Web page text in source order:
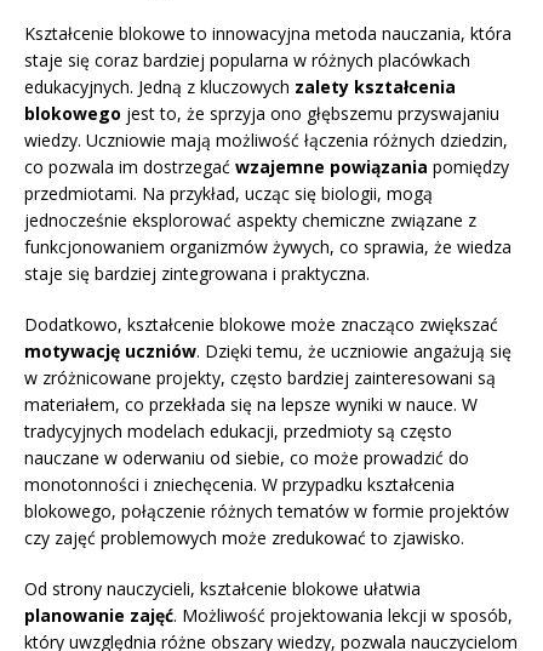
Kształcenie blokowe to innowacyjna metoda nauczania, która
staje się coraz bardziej popularna w różnych placówkach
edukacyjnych. Jedną z kluczowych zalety kształcenia
blokowego jest to, że sprzyja ono głębszemu przyswajaniu
wiedzy. Uczniowie mają możliwość łączenia różnych dziedzin,
co pozwala im dostrzegać wzajemne powiązania pomiędzy
przedmiotami. Na przykład, ucząc się biologii, mogą
jednocześnie eksplorować aspekty chemiczne związane z
funkcjonowaniem organizmów żywych, co sprawia, że wiedza
staje się bardziej zintegrowana i praktyczna.
Dodatkowo, kształcenie blokowe może znacząco zwiększać
motywację uczniów. Dzięki temu, że uczniowie angażują się
w zróżnicowane projekty, często bardziej zainteresowani są
materiałem, co przekłada się na lepsze wyniki w nauce. W
tradycyjnych modelach edukacji, przedmioty są często
nauczane w oderwaniu od siebie, co może prowadzić do
monotonności i zniechęcenia. W przypadku kształcenia
blokowego, połączenie różnych tematów w formie projektów
czy zajęć problemowych może zredukować to zjawisko.
Od strony nauczycieli, kształcenie blokowe ułatwia
planowanie zajęć. Możliwość projektowania lekcji w sposób,
który uwzględnia różne obszary wiedzy, pozwala nauczycielom